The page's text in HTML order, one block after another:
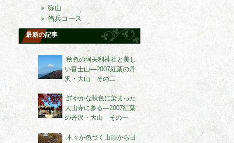
弥山
僧兵コース
最新の記事
秋色の阿夫利神社と美し
い富士山―2007紅葉の丹
沢・大山 その二
鮮やかな秋色に染まった
大山寺に参る―2007紅葉
の丹沢・大山 その一
木々が色づく山頂から日